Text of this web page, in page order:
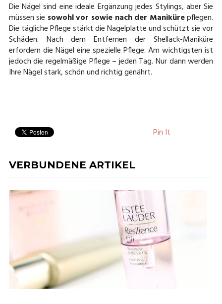
Die Nägel sind eine ideale Ergänzung jedes Stylings, aber Sie
müssen sie sowohl vor sowie nach der Manikürepflegen.
Die tägliche Pflege stärkt die Nagelplatte und schützt sie vor
Schäden. Nach dem Entfernen der Shellack-Maniküre
erfordern die Nägel eine spezielle Pflege. Am wichtigsten ist
jedoch die regelmäßige Pflege – jeden Tag. Nur dann werden
Ihre Nägel stark, schön und richtig genährt.
Pin It
VERBUNDENE ARTIKEL